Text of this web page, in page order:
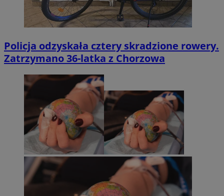
Policja odzyskała cztery skradzione rowery.
Zatrzymano 36-latka z Chorzowa